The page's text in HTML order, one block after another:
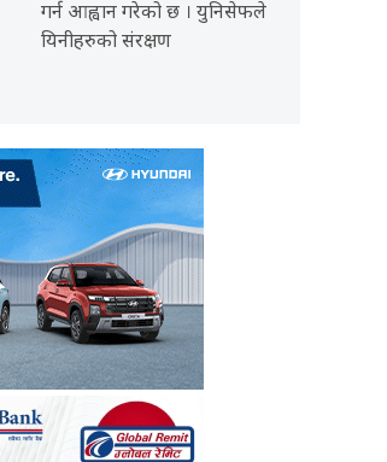
गर्न आह्वान गरेको छ । युनिसेफले
यिनीहरुको संरक्षण